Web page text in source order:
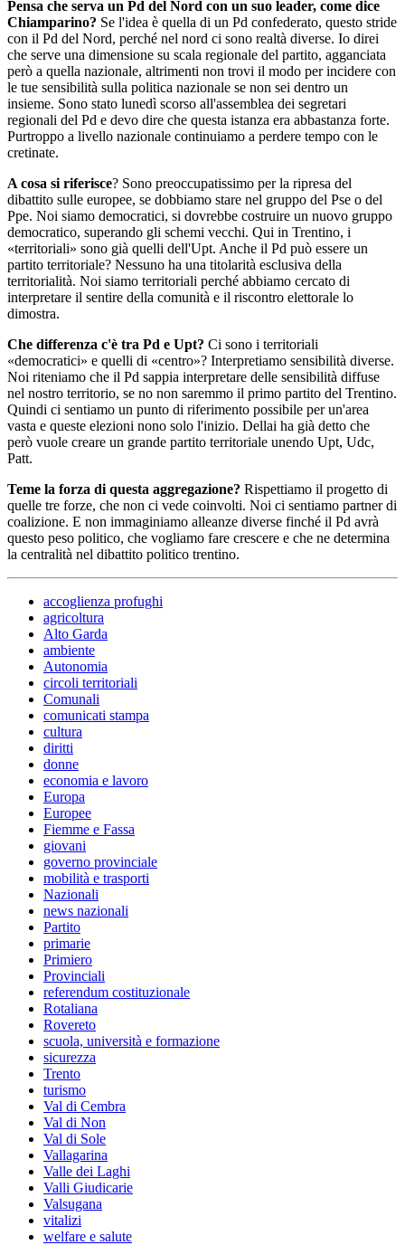
Pensa che serva un Pd del Nord con un suo leader, come dice
Chiamparino? Se l'idea è quella di un Pd confederato, questo stride
con il Pd del Nord, perché nel nord ci sono realtà diverse. Io direi
che serve una dimensione su scala regionale del partito, agganciata
però a quella nazionale, altrimenti non trovi il modo per incidere con
le tue sensibilità sulla politica nazionale se non sei dentro un
insieme. Sono stato lunedì scorso all'assemblea dei segretari
regionali del Pd e devo dire che questa istanza era abbastanza forte.
Purtroppo a livello nazionale continuiamo a perdere tempo con le
cretinate.
A cosa si riferisce? Sono preoccupatissimo per la ripresa del
dibattito sulle europee, se dobbiamo stare nel gruppo del Pse o del
Ppe. Noi siamo democratici, si dovrebbe costruire un nuovo gruppo
democratico, superando gli schemi vecchi. Qui in Trentino, i
«territoriali» sono già quelli dell'Upt. Anche il Pd può essere un
partito territoriale? Nessuno ha una titolarità esclusiva della
territorialità. Noi siamo territoriali perché abbiamo cercato di
interpretare il sentire della comunità e il riscontro elettorale lo
dimostra.
Che differenza c'è tra Pd e Upt? Ci sono i territoriali
«democratici» e quelli di «centro»? Interpretiamo sensibilità diverse.
Noi riteniamo che il Pd sappia interpretare delle sensibilità diffuse
nel nostro territorio, se no non saremmo il primo partito del Trentino.
Quindi ci sentiamo un punto di riferimento possibile per un'area
vasta e queste elezioni nono solo l'inizio. Dellai ha già detto che
però vuole creare un grande partito territoriale unendo Upt, Udc,
Patt.
Teme la forza di questa aggregazione? Rispettiamo il progetto di
quelle tre forze, che non ci vede coinvolti. Noi ci sentiamo partner di
coalizione. E non immaginiamo alleanze diverse finché il Pd avrà
questo peso politico, che vogliamo fare crescere e che ne determina
la centralità nel dibattito politico trentino.
accoglienza profughi
agricoltura
Alto Garda
ambiente
Autonomia
circoli territoriali
Comunali
comunicati stampa
cultura
diritti
donne
economia e lavoro
Europa
Europee
Fiemme e Fassa
giovani
governo provinciale
mobilità e trasporti
Nazionali
news nazionali
Partito
primarie
Primiero
Provinciali
referendum costituzionale
Rotaliana
Rovereto
scuola, università e formazione
sicurezza
Trento
turismo
Val di Cembra
Val di Non
Val di Sole
Vallagarina
Valle dei Laghi
Valli Giudicarie
Valsugana
vitalizi
welfare e salute